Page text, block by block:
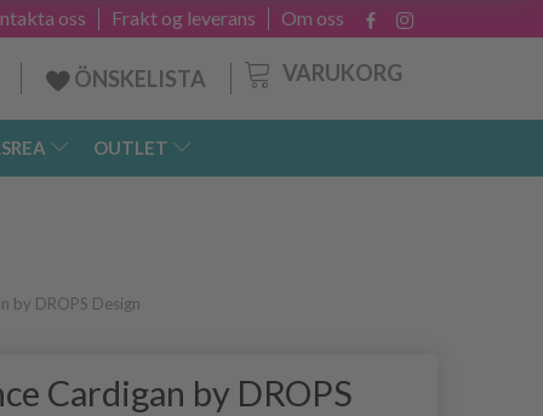
Om oss
Frakt og leverans
oss
VARUKORG
ÖNSKELISTA
OUTLET
by DROPS Design
Cardigan by DROPS